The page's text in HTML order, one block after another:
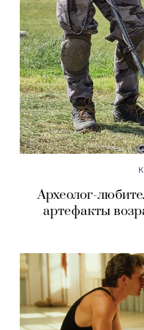
Археолог-
артефакты